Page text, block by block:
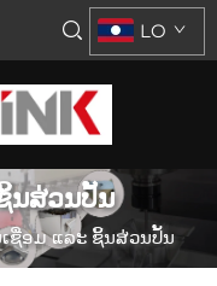
LO
ນສ່ວນປັ້ນ
ຊື່ອມ ແລະ ຊິ້ນສ່ວນປັ້ນ